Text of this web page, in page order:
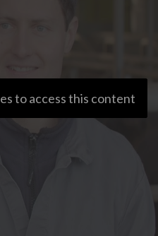
to access this content